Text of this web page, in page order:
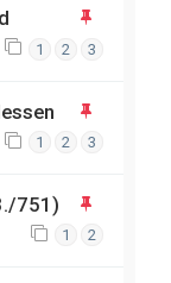
1 2 3
1 2 3
751)
1 2